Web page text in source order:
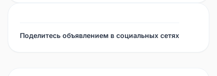
Поделитесь объявлением в социальных сетях